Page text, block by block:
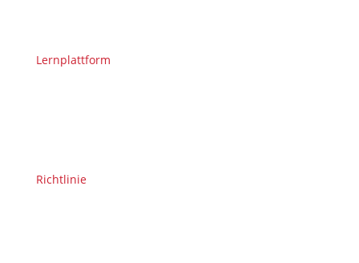
Lernplattform
Richtlinie